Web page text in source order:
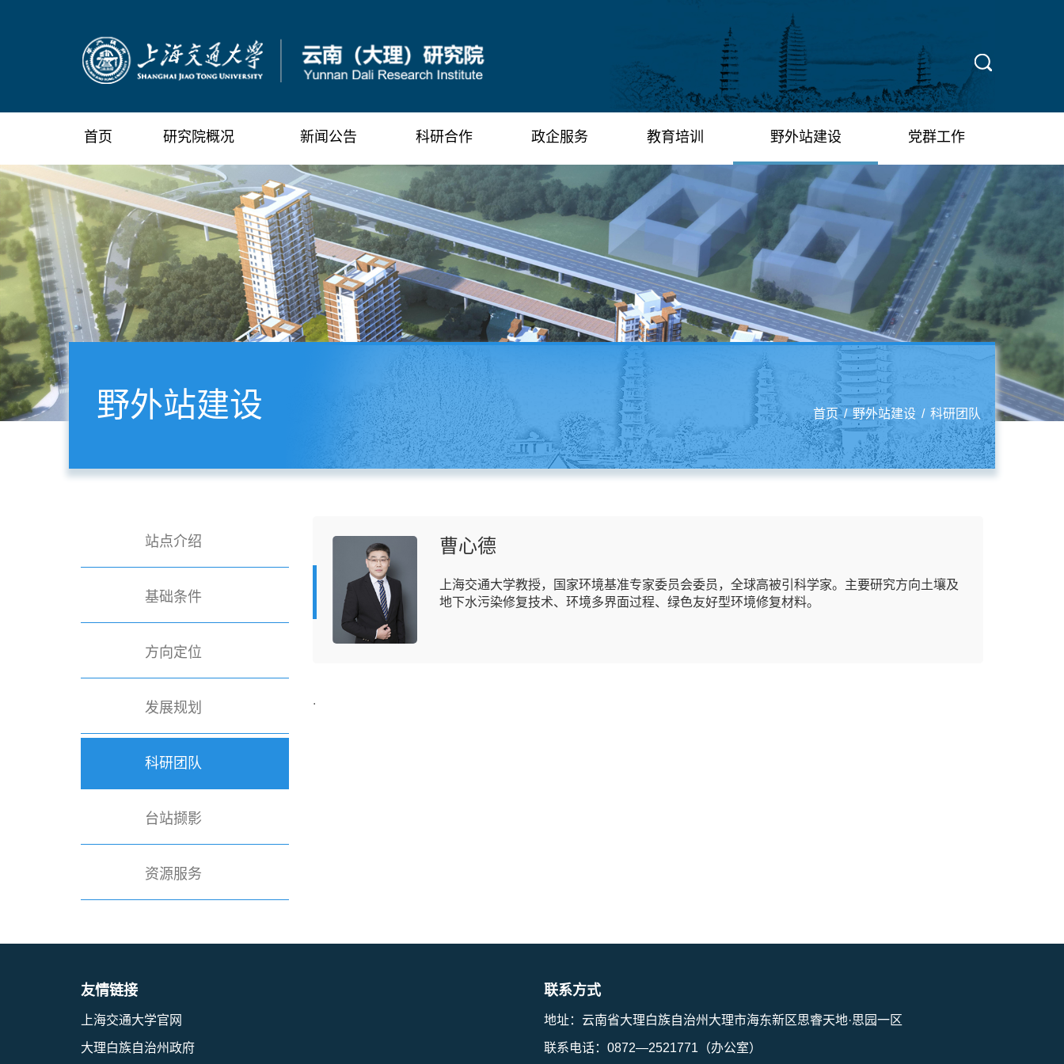
首页 研究院概况 新闻公告 科研合作 政企服务 教育培训 野外站建设 党群工作
野外站建设 首页/ 野外站建设 / 科研团队
站点介绍
基础条件
方向定位
发展规划
科研团队
台站撷影
资源服务
曹心德
​上海交通大学教授，国家环境基准专家委员会委员，全球高被引科学家。主要研究方向土壤及
地下水污染修复技术、环境多界面过程、绿色友好型环境修复材料。
.
友情链接
上海交通大学官网
大理白族自治州政府
联系方式
地址：云南省大理白族自治州大理市海东新区思睿天地·思园一区
联系电话：0872—2521771（办公室）